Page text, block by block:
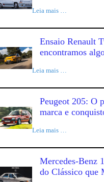
Leia mais …
Ensaio Renault
encontramos
Leia mais …
Peugeot 205: O
marca e
Leia mais …
Mercedes-Benz
do Clássico que